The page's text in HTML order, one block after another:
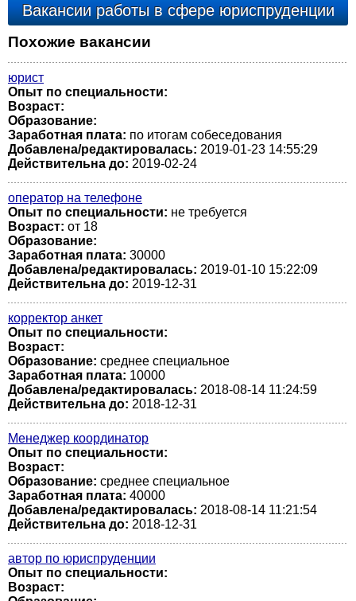
Вакансии работы в сфере юриспруденции
Похожие вакансии
юрист
Опыт по специальности:
Возраст:
Образование:
Заработная плата: по итогам собеседования
Добавлена/редактировалась: 2019-01-23 14:55:29
Действительна до: 2019-02-24
оператор на телефоне
Опыт по специальности: не требуется
Возраст: от 18
Образование:
Заработная плата: 30000
Добавлена/редактировалась: 2019-01-10 15:22:09
Действительна до: 2019-12-31
корректор анкет
Опыт по специальности:
Возраст:
Образование: среднее специальное
Заработная плата: 10000
Добавлена/редактировалась: 2018-08-14 11:24:59
Действительна до: 2018-12-31
Менеджер координатор
Опыт по специальности:
Возраст:
Образование: среднее специальное
Заработная плата: 40000
Добавлена/редактировалась: 2018-08-14 11:21:54
Действительна до: 2018-12-31
автор по юриспруденции
Опыт по специальности:
Возраст: